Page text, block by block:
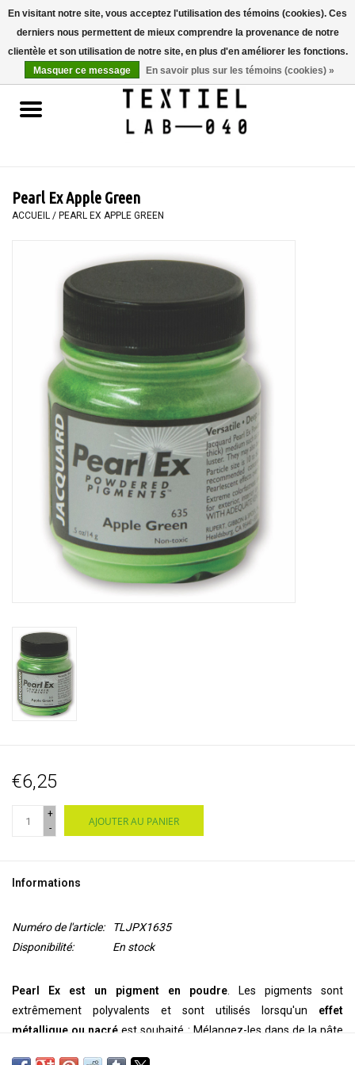
Accueil
LIVRES
PEINTURE
WORKSHOPS
SPECIALS
OUTILS
Pearl Ex Apple Green
ACCUEIL / PEARL EX APPLE GREEN
€6,25
+
-
AJOUTER AU PANIER
Informations
Numéro de l'article:
TLJPX1635
Disponibilité:
En stock
Pearl Ex est un pigment en poudre. Les pigments sont
extrêmement polyvalents et sont utilisés lorsqu'un effet
métallique ou nacré est souhaité : Mélangez-les dans de la pâte
En visitant notre site, vous acceptez l'utilisation des témoins (cookies). Ces
derniers nous permettent de mieux comprendre la provenance de notre
clientèle et son utilisation de notre site, en plus d'en améliorer les fonctions.
Masquer ce message
En savoir plus sur les témoins (cookies) »